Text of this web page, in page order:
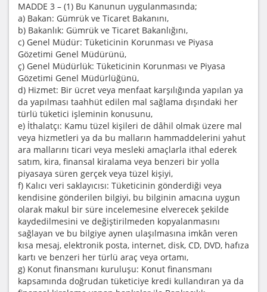
MADDE 3 – (1) Bu Kanunun uygulanmasında;
a) Bakan: Gümrük ve Ticaret Bakanını,
b) Bakanlık: Gümrük ve Ticaret Bakanlığını,
c) Genel Müdür: Tüketicinin Korunması ve Piyasa
Gözetimi Genel Müdürünü,
ç) Genel Müdürlük: Tüketicinin Korunması ve Piyasa
Gözetimi Genel Müdürlüğünü,
d) Hizmet: Bir ücret veya menfaat karşılığında yapılan ya
da yapılması taahhüt edilen mal sağlama dışındaki her
türlü tüketici işleminin konusunu,
e) İthalatçı: Kamu tüzel kişileri de dâhil olmak üzere mal
veya hizmetleri ya da bu malların hammaddelerini yahut
ara mallarını ticari veya mesleki amaçlarla ithal ederek
satım, kira, finansal kiralama veya benzeri bir yolla
piyasaya süren gerçek veya tüzel kişiyi,
f) Kalıcı veri saklayıcısı: Tüketicinin gönderdiği veya
kendisine gönderilen bilgiyi, bu bilginin amacına uygun
olarak makul bir süre incelemesine elverecek şekilde
kaydedilmesini ve değiştirilmeden kopyalanmasını
sağlayan ve bu bilgiye aynen ulaşılmasına imkân veren
kısa mesaj, elektronik posta, internet, disk, CD, DVD, hafıza
kartı ve benzeri her türlü araç veya ortamı,
g) Konut finansmanı kuruluşu: Konut finansmanı
kapsamında doğrudan tüketiciye kredi kullandıran ya da